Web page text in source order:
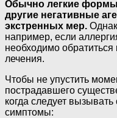
Обычно легкие формы
другие негативные
экстренных мер.
например, если
необходимо обратиться
лечения.
Чтобы не упустить
пострадавшего
когда следует
симптомы: